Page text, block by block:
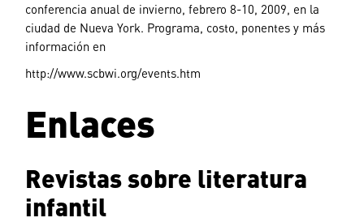
conferencia anual de invierno, febrero 8-10, 2009, en la
ciudad de Nueva York. Programa, costo, ponentes y más
información en
http://www.scbwi.org/events.htm
Enlaces
Revistas sobre literatura
infantil